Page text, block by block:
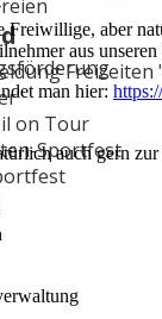
Freizeiten
on Tour
Sportfest
Freiwillige, aber
aus
man hier:
auch gern